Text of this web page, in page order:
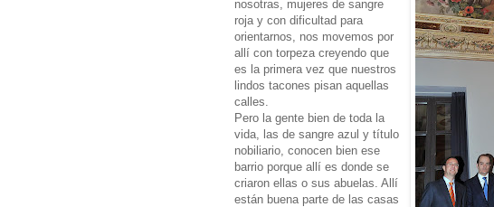
nosotras, mujeres de sangre
roja y con dificultad para
orientarnos, nos movemos por
allí con torpeza creyendo que
es la primera vez que nuestros
lindos tacones pisan aquellas
calles.
Pero la gente bien de toda la
vida, las de sangre azul y título
nobiliario, conocen bien ese
barrio porque allí es donde se
criaron ellas o sus abuelas. Allí
están buena parte de las casas